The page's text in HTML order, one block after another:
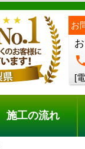
お
[
無料点検
施工の流れ